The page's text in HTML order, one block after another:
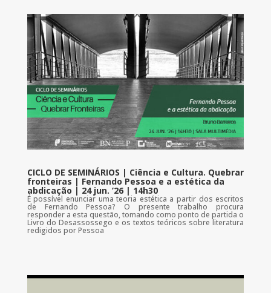
CICLO DE SEMINÁRIOS | Ciência e Cultura. Quebrar
fronteiras | Fernando Pessoa e a estética da
abdicação | 24 jun. ’26 | 14h30
É possível enunciar uma teoria estética a partir dos escritos
de Fernando Pessoa? O presente trabalho procura
responder a esta questão, tomando como ponto de partida o
Livro do Desassossego e os textos teóricos sobre literatura
redigidos por Pessoa